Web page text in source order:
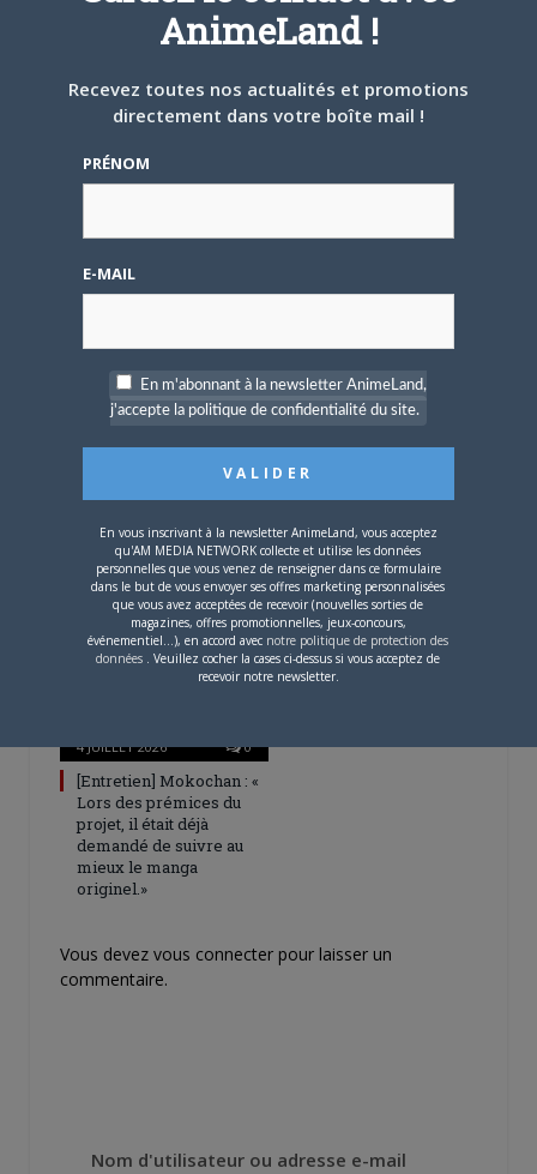
partir tranquille.
L’AnimeLand Hors-Série
Une nouvelle série TV
Digimon en préparation
pour 2027
4 JUILLET 2026 0
[Entretien] Mokochan : «
Lors des prémices du
projet, il était déjà
demandé de suivre au
mieux le manga
originel.»
Vous devez vous connecter pour laisser un
commentaire.
Nom d'utilisateur ou adresse e-mail
AnimeLand !
Recevez toutes nos actualités et promotions
directement dans votre boîte mail !
PRÉNOM
E-MAIL
En m'abonnant à la newsletter AnimeLand,
j'accepte la politique de confidentialité du site.
En vous inscrivant à la newsletter AnimeLand, vous acceptez
qu'AM MEDIA NETWORK collecte et utilise les données
personnelles que vous venez de renseigner dans ce formulaire
dans le but de vous envoyer ses offres marketing personnalisées
que vous avez acceptées de recevoir (nouvelles sorties de
magazines, offres promotionnelles, jeux-concours,
événementiel...), en accord avec notre politique de protection des
données . Veuillez cocher la cases ci-dessus si vous acceptez de
recevoir notre newsletter.